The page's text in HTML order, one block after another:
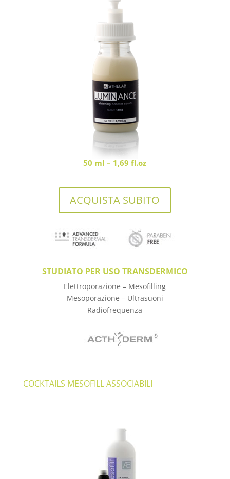
50 ml – 1,69 fl.oz
ACQUISTA SUBITO
STUDIATO PER USO TRANSDERMICO
Elettroporazione – Mesofilling
Mesoporazione – Ultrasuoni
Radiofrequenza
COCKTAILS MESOFILL ASSOCIABILI